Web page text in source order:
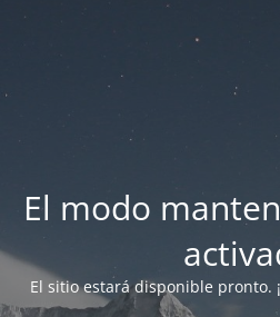
El modo
El sitio estará disponible pronto.